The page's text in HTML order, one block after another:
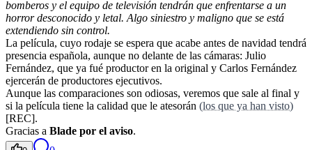
bomberos y el equipo de televisión tendrán que enfrentarse a un
horror desconocido y letal. Algo siniestro y maligno que se está
extendiendo sin control.
La película, cuyo rodaje se espera que acabe antes de navidad tendrá
presencia española, aunque no delante de las cámaras: Julio
Fernández, que ya fué productor en la original y Carlos Fernández
ejercerán de productores ejecutivos.
Aunque las comparaciones son odiosas, veremos que sale al final y
si la película tiene la calidad que le atesorán (los que ya han visto)
[REC].
Gracias a Blade por el aviso.